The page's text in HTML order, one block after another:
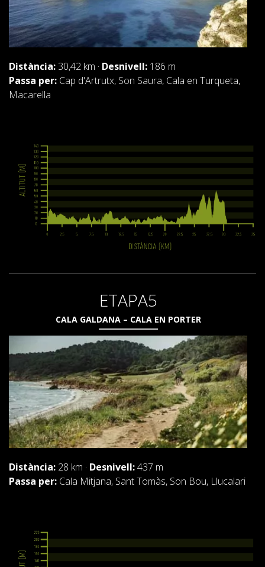
Distància: 30,42 km · Desnivell: 186 m
Passa per: Cap d'Artrutx, Son Saura, Cala en Turqueta,
Macarella
ETAPA5
CALA GALDANA – CALA EN PORTER
Distància: 28 km · Desnivell:437 m
Passa per: Cala Mitjana, Sant Tomàs, Son Bou, Llucalari